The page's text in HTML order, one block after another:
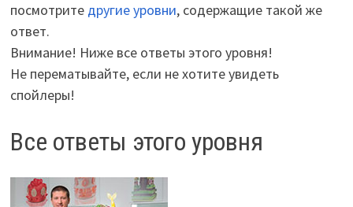
посмотрите другие уровни, содержащие такой же
ответ.
Внимание! Ниже все ответы этого уровня!
Не перематывайте, если не хотите увидеть
спойлеры!
Все ответы этого уровня